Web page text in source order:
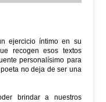
ejercicio íntimo en su
recogen esos textos
personalísimo para
no deja de ser una
brindar a nuestros